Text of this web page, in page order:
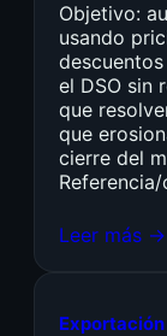
Objetivo:
usando
el DSO sin
que
que
cierre del
Leer más →